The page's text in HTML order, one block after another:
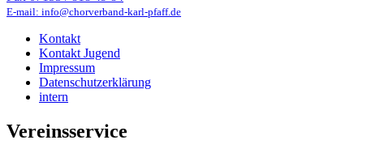
E-mail: info@chorverband-karl-pfaff.de
Kontakt
Kontakt Jugend
Impressum
Datenschutzerklärung
intern
Vereinsservice